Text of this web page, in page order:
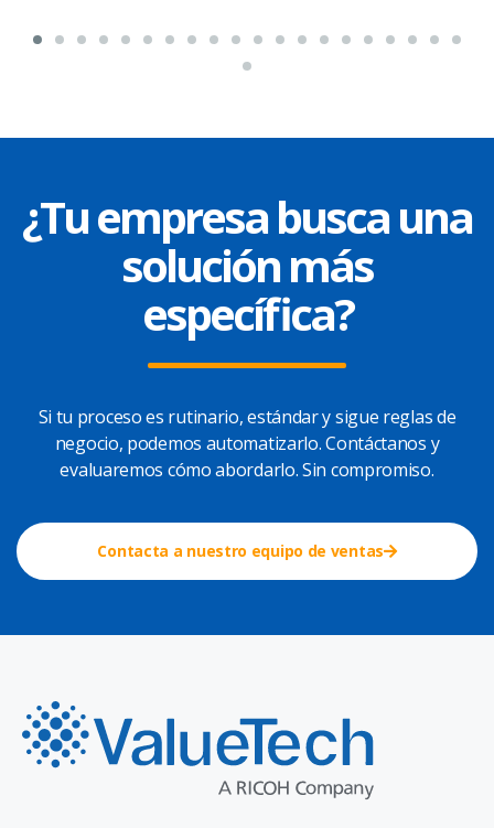
¿Tu empresa busca una
solución más
específica?
Si tu proceso es rutinario, estándar y sigue reglas de
negocio, podemos automatizarlo. Contáctanos y
evaluaremos cómo abordarlo. Sin compromiso.
Contacta a nuestro equipo de ventas